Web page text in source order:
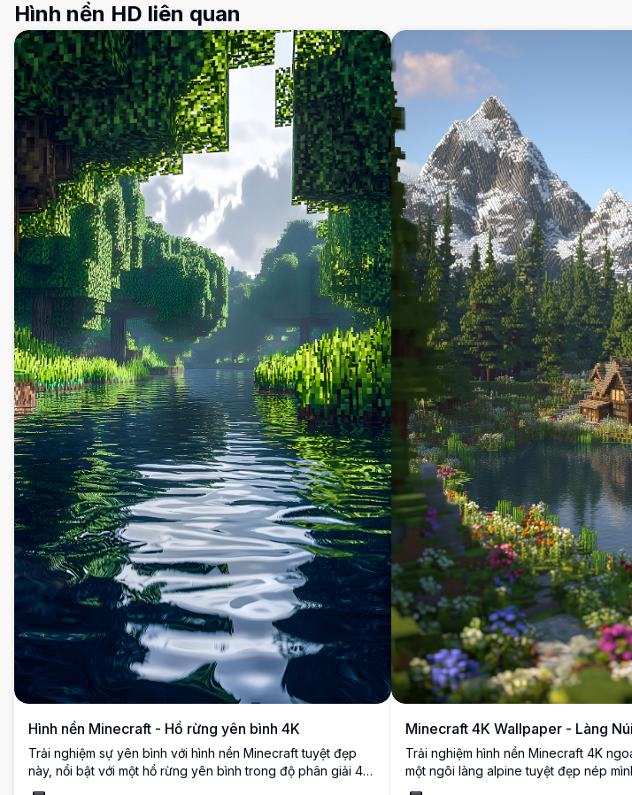
Hình nền HD liên quan
Hình nền Minecraft - Hồ rừng yên bình 4K
Trải nghiệm sự yên bình với hình nền Minecraft tuyệt đẹp
này, nổi bật với một hồ rừng yên bình trong độ phân giải 4K
sống động. Hình ảnh ghi lại một cách tuyệt vời sự xanh tươi
Minecraft 4K Wallpaper - Làng
Trải nghiệm hình nền Minecraft 4K
một ngôi làng alpine tuyệt đẹp nép
nước trong vắt như pha lê. Những